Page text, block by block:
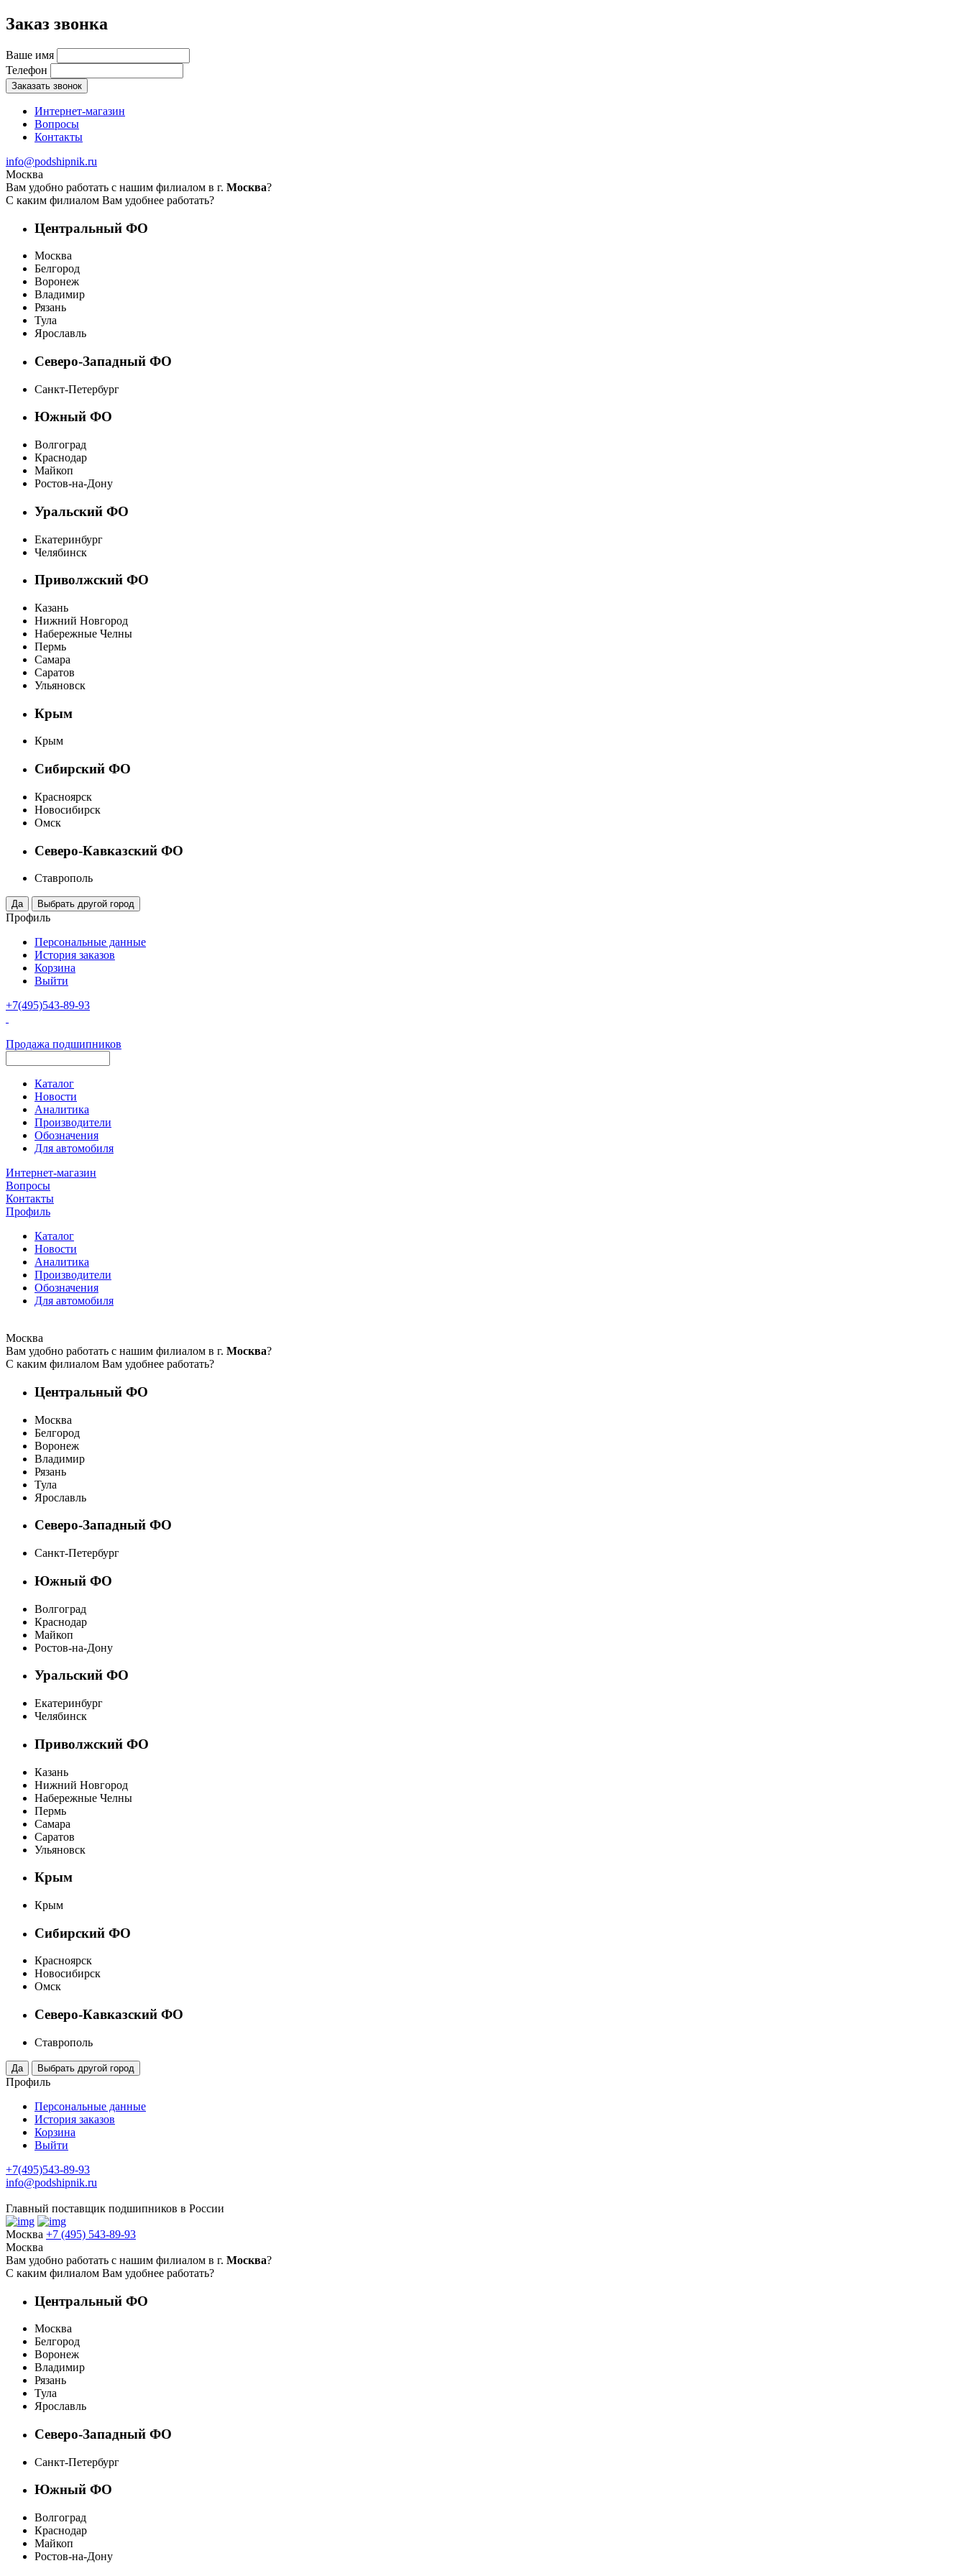
Заказ звонка
Ваше имя
Телефон
Заказать звонок
Интернет-магазин
Вопросы
Контакты
info@podshipnik.ru
Москва
Вам удобно работать с нашим филиалом в г. Москва?
С каким филиалом Вам удобнее работать?
Центральный ФО
Москва
Белгород
Воронеж
Владимир
Рязань
Тула
Ярославль
Северо-Западный ФО
Санкт-Петербург
Южный ФО
Волгоград
Краснодар
Майкоп
Ростов-на-Дону
Уральский ФО
Екатеринбург
Челябинск
Приволжский ФО
Казань
Нижний Новгород
Набережные Челны
Пермь
Самара
Саратов
Ульяновск
Крым
Крым
Сибирский ФО
Красноярск
Новосибирск
Омск
Северо-Кавказский ФО
Ставрополь
Профиль
Персональные данные
История заказов
Корзина
Выйти
+7(495)543-89-93
Продажа подшипников
Каталог
Новости
Аналитика
Производители
Обозначения
Для автомобиля
Интернет-магазин
Вопросы
Контакты
Профиль
Каталог
Новости
Аналитика
Производители
Обозначения
Для автомобиля
Москва
Вам удобно работать с нашим филиалом в г. Москва?
С каким филиалом Вам удобнее работать?
Центральный ФО
Москва
Белгород
Воронеж
Владимир
Рязань
Тула
Ярославль
Северо-Западный ФО
Санкт-Петербург
Южный ФО
Волгоград
Краснодар
Майкоп
Ростов-на-Дону
Уральский ФО
Екатеринбург
Челябинск
Приволжский ФО
Казань
Нижний Новгород
Набережные Челны
Пермь
Самара
Саратов
Ульяновск
Крым
Крым
Сибирский ФО
Красноярск
Новосибирск
Омск
Северо-Кавказский ФО
Ставрополь
Профиль
Персональные данные
История заказов
Корзина
Выйти
+7(495)543-89-93
info@podshipnik.ru
Главный поставщик подшипников в России
Москва +7 (495) 543-89-93
Москва
Вам удобно работать с нашим филиалом в г. Москва?
С каким филиалом Вам удобнее работать?
Центральный ФО
Москва
Белгород
Воронеж
Владимир
Рязань
Тула
Ярославль
Северо-Западный ФО
Санкт-Петербург
Южный ФО
Волгоград
Краснодар
Майкоп
Ростов-на-Дону